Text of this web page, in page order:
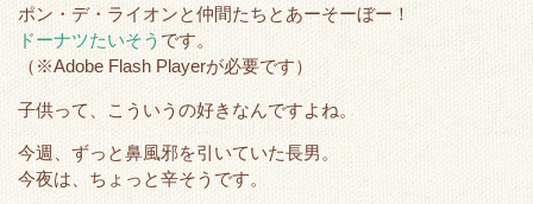
t
e
b
k
k
e
e
n
ポン・デ・ライオンと仲間たちとあーそーぼー！
ドーナツたいそう です。
（※Adobe Flash Playerが必要です）
子供って、こういうの好きなんですよね。
今週、ずっと鼻風邪を引いていた長男。
今夜は、ちょっと辛そうです。